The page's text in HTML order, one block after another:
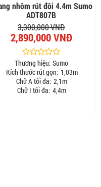
nhôm rút đôi 4.4m Sumo
ADT807B
3,300,000 VNĐ
2,890,000 VNĐ
Thương hiệu: Sumo
Kích thước rút gọn: 1,03m
Chữ A tối đa: 2,1m
Chữ I tối đa: 4,4m